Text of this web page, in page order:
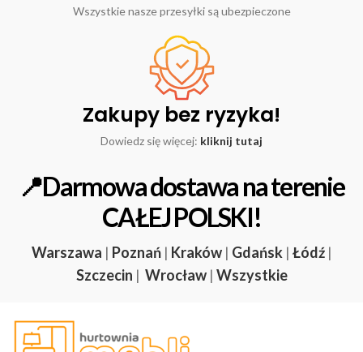
Wszystkie nasze przesyłki są ubezpieczone
Zakupy bez ryzyka!
Dowiedz się więcej: kliknij tutaj
📍Darmowa dostawa na terenie
CAŁEJ POLSKI!
Warszawa | Poznań | Kraków | Gdańsk | Łódź |
Szczecin | Wrocław | Wszystkie